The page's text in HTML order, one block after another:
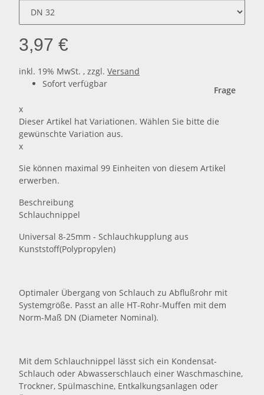
3,97 €
inkl. 19% MwSt. , zzgl. Versand
Sofort verfügbar
Frage
x
Dieser Artikel hat Variationen. Wählen Sie bitte die
gewünschte Variation aus.
x
Sie können maximal 99 Einheiten von diesem Artikel
erwerben.
Beschreibung
Schlauchnippel
Universal 8-25mm - Schlauchkupplung aus
Kunststoff(Polypropylen)
Optimaler Übergang von Schlauch zu Abflußrohr mit
Systemgröße. Passt an alle HT-Rohr-Muffen mit dem
Norm-Maß DN (Diameter Nominal).
Mit dem Schlauchnippel lässt sich ein Kondensat-
Schlauch oder Abwasserschlauch einer Waschmaschine,
Trockner, Spülmaschine, Entkalkungsanlagen oder